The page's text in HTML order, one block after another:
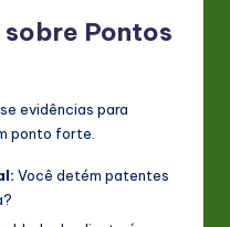
Pontos
evidências para
ponto forte.
Você detém patentes